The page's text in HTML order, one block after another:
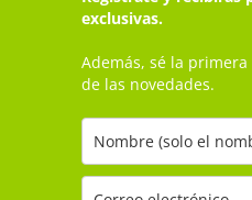
exclusivas.
Además, sé la
de las novedades.